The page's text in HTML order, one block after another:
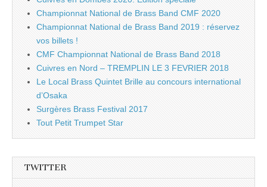
Championnat National de Brass Band CMF 2020
Championnat National de Brass Band 2019 : réservez
vos billets !
CMF Championnat National de Brass Band 2018
Cuivres en Nord – TREMPLIN LE 3 FEVRIER 2018
Le Local Brass Quintet Brille au concours international
d’Osaka
Surgères Brass Festival 2017
Tout Petit Trumpet Star
TWITTER